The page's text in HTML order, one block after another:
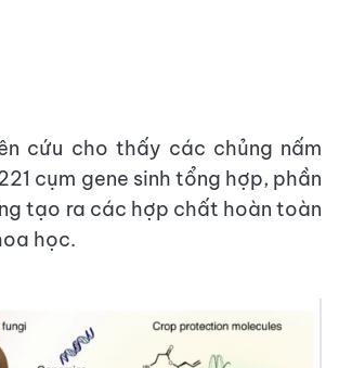
cứu cho thấy các chủng nấm
cụm gene sinh tổng hợp, phần
tạo ra các hợp chất hoàn toàn
học.